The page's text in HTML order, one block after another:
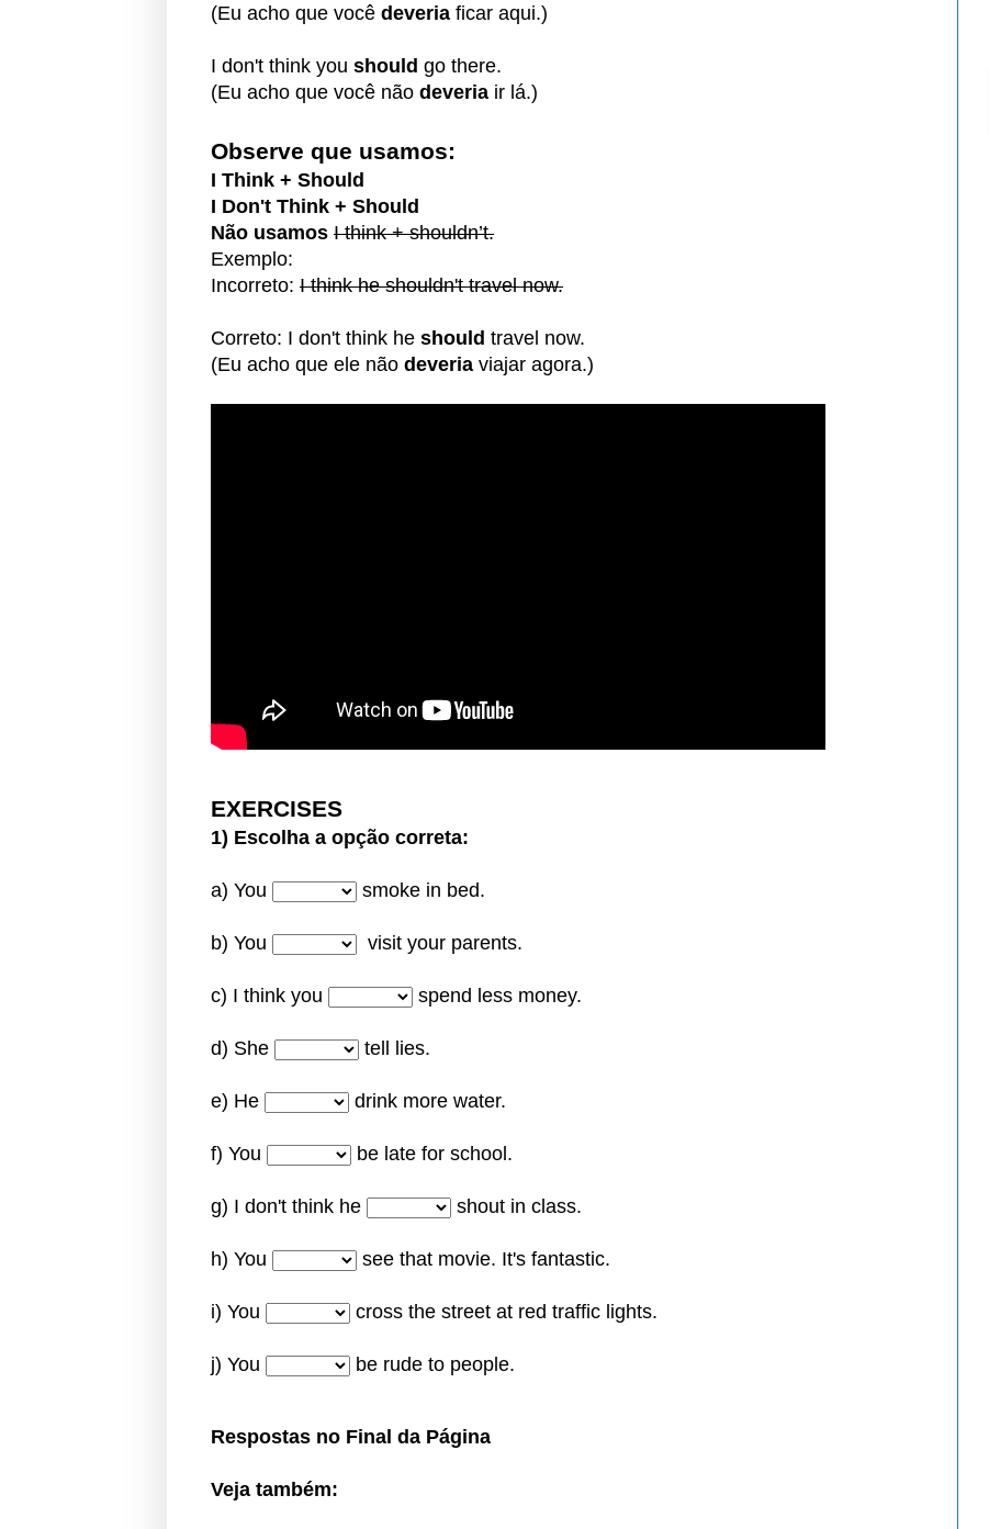
(Eu acho que você deveria ficar aqui.)
I don't think you should go there.
(Eu acho que você não deveria ir lá.)
Observe que usamos:
I Think + Should
I Don't Think + Should
Não usamos I think + shouldn’t.
Exemplo:
Incorreto: I think he shouldn't travel now.
Correto: I don't think he should travel now.
(Eu acho que ele não deveria viajar agora.)
EXERCISES
1) Escolha a opção correta:
a) You smoke in bed.
b) You visit your parents.
c) I think you spend less money.
d) She tell lies.
e) He drink more water.
f) You be late for school.
g) I don't think he shout in class.
h) You see that movie. It's fantastic.
i) You cross the street at red traffic lights.
j) You be rude to people.
Respostas no Final da Página
Veja também: